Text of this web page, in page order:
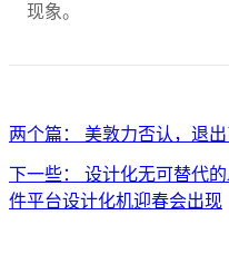
现象。
两个篇： 美敦力否认，退
下一些： 设计化无可替代
件平台设计化机迎春会出现